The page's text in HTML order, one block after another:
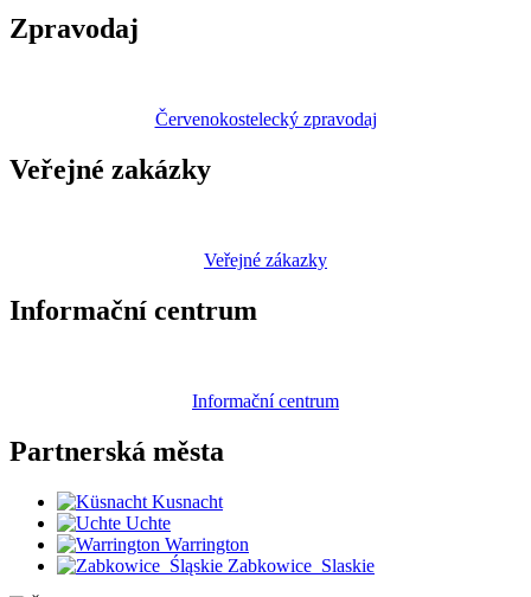
Zpravodaj
Červenokostelecký zpravodaj
Veřejné zakázky
Veřejné zákazky
Informační centrum
Informační centrum
Partnerská města
Kusnacht
Uchte
Warrington
Zabkowice_Slaskie